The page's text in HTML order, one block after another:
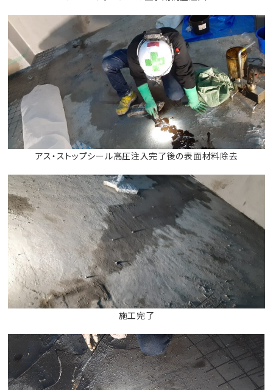
アス・ストップシール高圧注入完了後の表面材料除去
施工完了